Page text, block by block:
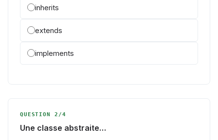
inherits
extends
implements
QUESTION 2/4
Une classe abstraite…